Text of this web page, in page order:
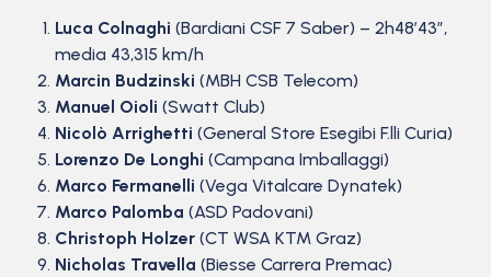
Luca Colnaghi (Bardiani CSF 7 Saber) – 2h48’43”,
media 43,315 km/h
Marcin Budzinski (MBH CSB Telecom)
Manuel Oioli (Swatt Club)
Nicolò Arrighetti (General Store Esegibi F.lli Curia)
Lorenzo De Longhi (Campana Imballaggi)
Marco Fermanelli (Vega Vitalcare Dynatek)
Marco Palomba (ASD Padovani)
Christoph Holzer (CT WSA KTM Graz)
Nicholas Travella (Biesse Carrera Premac)